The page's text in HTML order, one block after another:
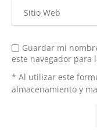
Guardar mi
este navegador para
* Al utilizar este
almacenamiento y